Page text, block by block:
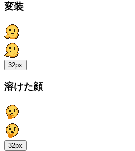
変装
32px
溶けた顔
32px